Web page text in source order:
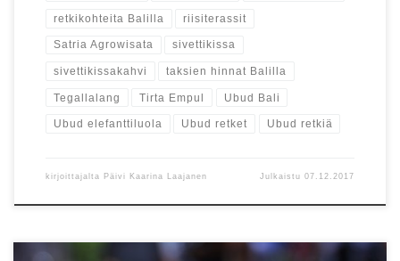
retkikohteita Balilla riisiterassit
Satria Agrowisata sivettikissa
sivettikissakahvi taksien hinnat Balilla
Tegallalang Tirta Empul Ubud Bali
Ubud elefanttiluola Ubud retket Ubud retkiä
kirjoittajalta Päivi Kaarina Laajanen Julkaistu07.12.2017